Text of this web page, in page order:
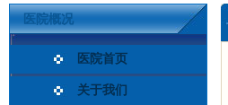
医院概况
医院首页
关于我们